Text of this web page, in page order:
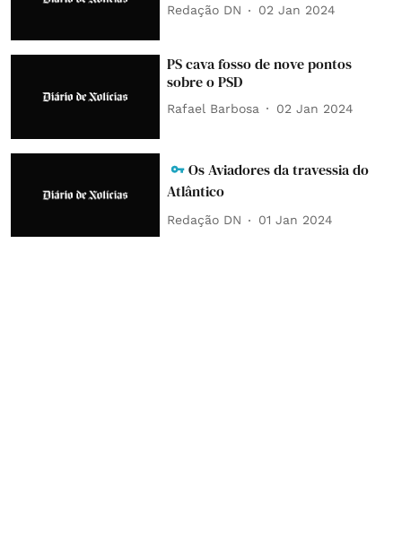
Redação DN 02 Jan 2024
PS cava fosso de nove pontos
sobre o PSD
Rafael Barbosa 02 Jan 2024
Os Aviadores da travessia do
Atlântico
Redação DN 01 Jan 2024